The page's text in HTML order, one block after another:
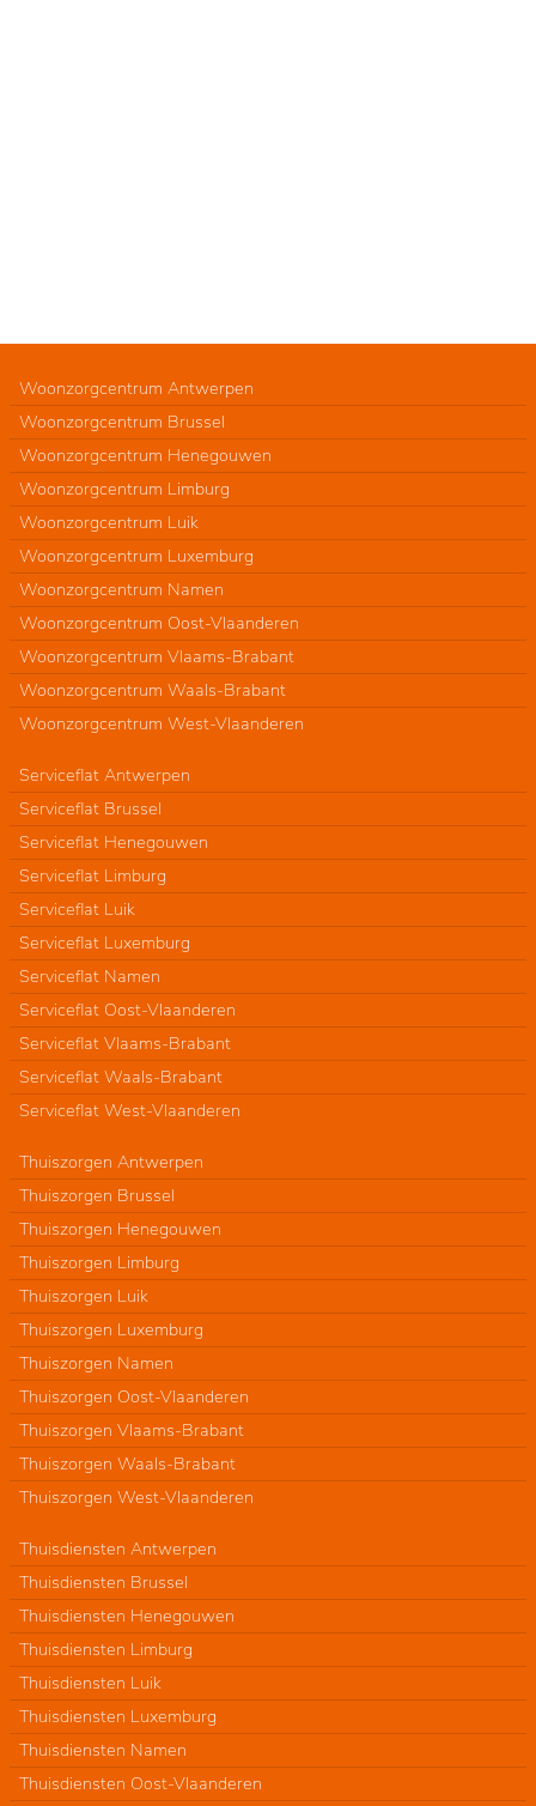
Woonzorgcentrum Antwerpen
Woonzorgcentrum Brussel
Woonzorgcentrum Henegouwen
Woonzorgcentrum Limburg
Woonzorgcentrum Luik
Woonzorgcentrum Luxemburg
Woonzorgcentrum Namen
Woonzorgcentrum Oost-Vlaanderen
Woonzorgcentrum Vlaams-Brabant
Woonzorgcentrum Waals-Brabant
Woonzorgcentrum West-Vlaanderen
Serviceflat Antwerpen
Serviceflat Brussel
Serviceflat Henegouwen
Serviceflat Limburg
Serviceflat Luik
Serviceflat Luxemburg
Serviceflat Namen
Serviceflat Oost-Vlaanderen
Serviceflat Vlaams-Brabant
Serviceflat Waals-Brabant
Serviceflat West-Vlaanderen
Thuiszorgen Antwerpen
Thuiszorgen Brussel
Thuiszorgen Henegouwen
Thuiszorgen Limburg
Thuiszorgen Luik
Thuiszorgen Luxemburg
Thuiszorgen Namen
Thuiszorgen Oost-Vlaanderen
Thuiszorgen Vlaams-Brabant
Thuiszorgen Waals-Brabant
Thuiszorgen West-Vlaanderen
Thuisdiensten Antwerpen
Thuisdiensten Brussel
Thuisdiensten Henegouwen
Thuisdiensten Limburg
Thuisdiensten Luik
Thuisdiensten Luxemburg
Thuisdiensten Namen
Thuisdiensten Oost-Vlaanderen